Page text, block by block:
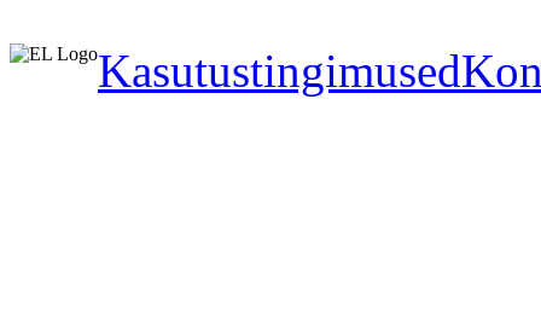
Kasutustingimused